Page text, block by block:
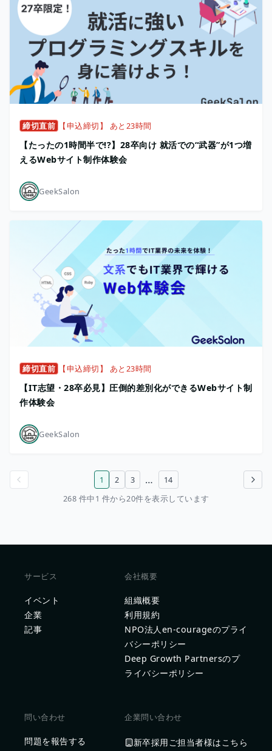
締切直前 【申込締切】 あと23時間
【たったの1時間半で!?】28卒向け 就活での“武器”が1つ増
えるWebサイト制作体験会
GeekSalon
締切直前 【申込締切】 あと23時間
【IT志望・28卒必見】圧倒的差別化ができるWebサイト制
作体験会
GeekSalon
次のページ
1 2 3 …
14
268 件中1 件から20件を表示しています
サービス
イベント
企業
記事
会社概要
組織概要
利用規約
NPO法人en-courageのプライ
バシーポリシー
Deep Growth Partnersのプ
ライバシーポリシー
問い合わせ
問題を報告する
企業問い合わせ
新卒採用ご担当者様はこちら